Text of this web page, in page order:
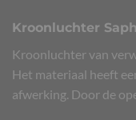
Kroonluchter
Kroonluchter van
Het materiaal heeft
afwerking. Door de